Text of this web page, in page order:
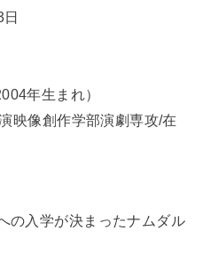
年生まれ）
像創作学部演劇専攻/在
の入学が決まったナムダル